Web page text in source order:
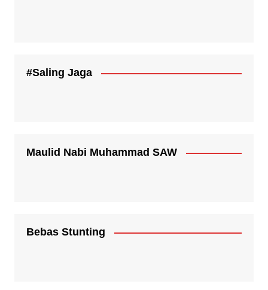
#Saling Jaga
Maulid Nabi Muhammad SAW
Bebas Stunting